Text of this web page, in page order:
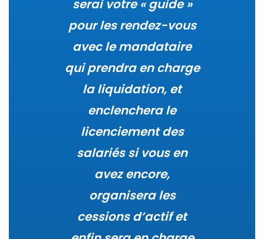
serai votre « guide »
pour les rendez-vous
avec le mandataire
qui prendra en charge
la liquidation, et
enclenchera le
licenciement des
salariés si vous en
avez encore,
organisera les
cessions d’actif et